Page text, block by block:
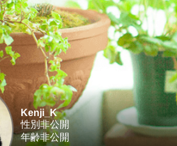
Kenji_K
性別非公開
年齢非公開